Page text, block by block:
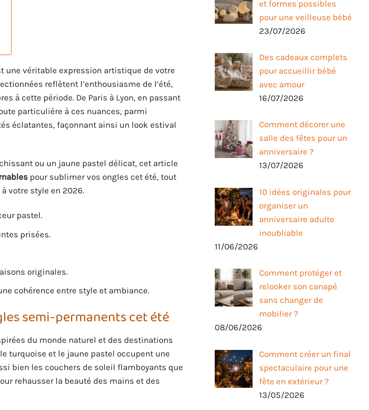
une véritable expression artistique de votre
reflètent l’enthousiasme de l’été,
à cette période. De Paris à Lyon, en passant
particulière à ces nuances, parmi
éclatantes, façonnant ainsi un look estival
ou un jaune pastel délicat, cet article
pour sublimer vos ongles cet été, tout
votre style en 2026.
pastel.
prisées.
originales.
cohérence entre style et ambiance.
semi-permanents cet été
du monde naturel et des destinations
turquoise et le jaune pastel occupent une
bien les couchers de soleil flamboyants que
rehausser la beauté des mains et des
et formes possibles
pour une veilleuse bébé
23/07/2026
Des cadeaux complets
pour accueillir bébé
avec amour
16/07/2026
Comment décorer une
salle des fêtes pour un
anniversaire ?
13/07/2026
10 idées originales pour
organiser un
anniversaire adulte
inoubliable
11/06/2026
Comment protéger et
relooker son canapé
sans changer de
mobilier ?
08/06/2026
Comment créer un final
spectaculaire pour une
fête en extérieur ?
13/05/2026